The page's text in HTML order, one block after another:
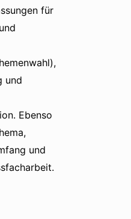
für
und
Ebenso
und